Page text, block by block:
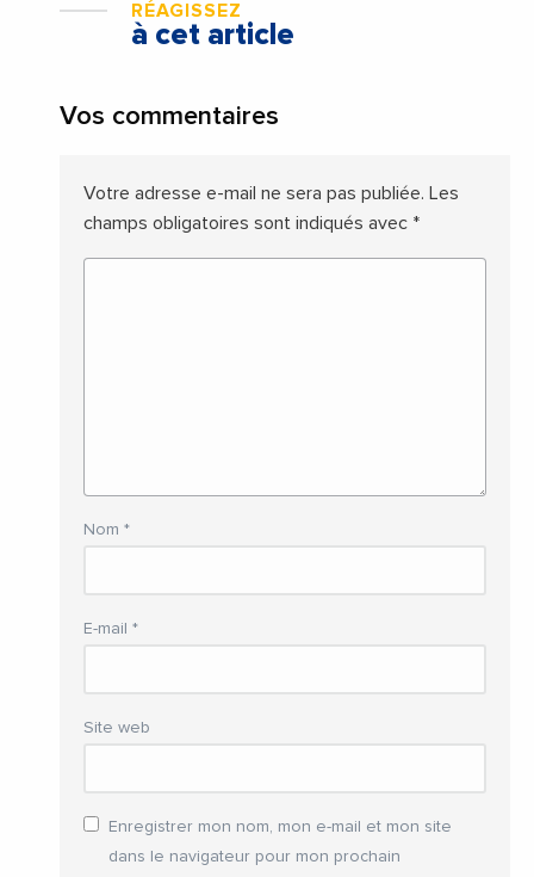
RÉAGISSEZ
à cet article
Vos commentaires
Votre adresse e-mail ne sera pas publiée. Les
champs obligatoires sont indiqués avec *
Nom *
E-mail *
Site web
Enregistrer mon nom, mon e-mail et mon site
dans le navigateur pour mon prochain